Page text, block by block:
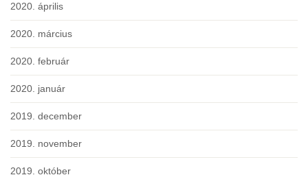
2020. április
2020. március
2020. február
2020. január
2019. december
2019. november
2019. október